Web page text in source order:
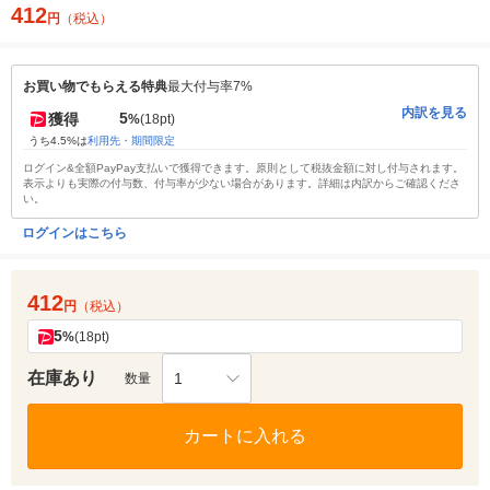
412円 （税込）
お買い物でもらえる特典最大付与率7%
獲得 5%(18pt)
うち4.5%は利用先・期間限定
内訳を見る
ログイン&全額PayPay支払いで獲得できます。原則として税抜金額に対し付与されます。
表示よりも実際の付与数、付与率が少ない場合があります。詳細は内訳からご確認くださ
い。
ログインはこちら
412円 （税込）
5%(18pt)
在庫あり 数量 1
カートに入れる